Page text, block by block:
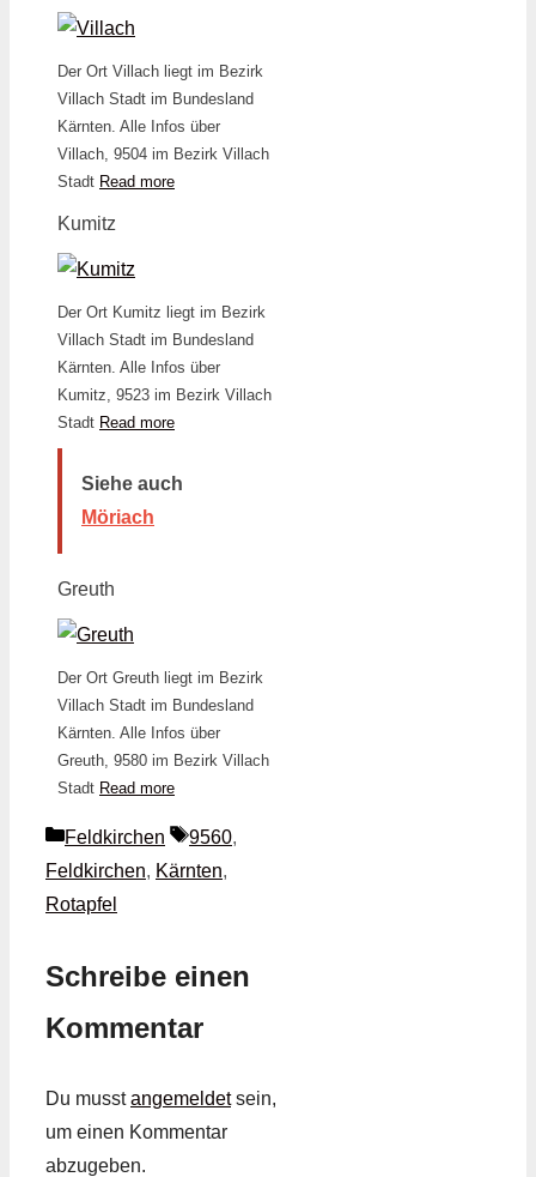
Der Ort Villach liegt im Bezirk
Villach Stadt im Bundesland
Kärnten. Alle Infos über
Villach, 9504 im Bezirk Villach
Stadt Read more
Kumitz
Der Ort Kumitz liegt im Bezirk
Villach Stadt im Bundesland
Kärnten. Alle Infos über
Kumitz, 9523 im Bezirk Villach
Stadt Read more
Siehe auch
Möriach
Greuth
Der Ort Greuth liegt im Bezirk
Villach Stadt im Bundesland
Kärnten. Alle Infos über
Greuth, 9580 im Bezirk Villach
Stadt Read more
Kategorien
Feldkirchen Schlagwörter
9560,
Feldkirchen, Kärnten,
Rotapfel
Schreibe einen
Kommentar
Du musstangemeldetsein,
um einen Kommentar
abzugeben.